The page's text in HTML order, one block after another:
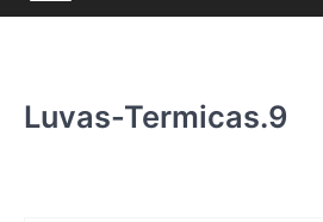
Luvas-Termicas.9